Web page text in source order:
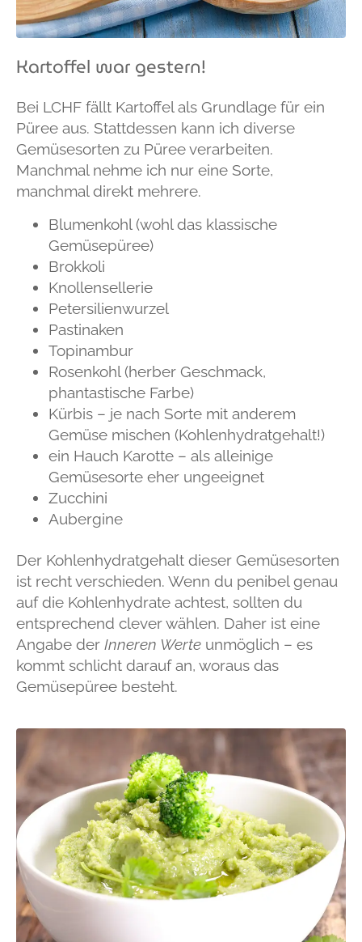
Kartoffel war gestern!
Bei LCHF fällt Kartoffel als Grundlage für ein
Püree aus. Stattdessen kann ich diverse
Gemüsesorten zu Püree verarbeiten.
Manchmal nehme ich nur eine Sorte,
manchmal direkt mehrere.
Blumenkohl (wohl das klassische
Gemüsepüree)
Brokkoli
Knollensellerie
Petersilienwurzel
Pastinaken
Topinambur
Rosenkohl (herber Geschmack,
phantastische Farbe)
Kürbis – je nach Sorte mit anderem
Gemüse mischen (Kohlenhydratgehalt!)
ein Hauch Karotte – als alleinige
Gemüsesorte eher ungeeignet
Zucchini
Aubergine
Der Kohlenhydratgehalt dieser Gemüsesorten
ist recht verschieden. Wenn du penibel genau
auf die Kohlenhydrate achtest, sollten du
entsprechend clever wählen. Daher ist eine
Angabe der Inneren Werte unmöglich – es
kommt schlicht darauf an, woraus das
Gemüsepüree besteht.